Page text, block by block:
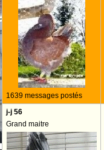
1639 messages postés
j-j 56
Grand maitre